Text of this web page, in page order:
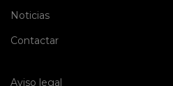
Noticias(current)
Contactar(current)
Aviso legal